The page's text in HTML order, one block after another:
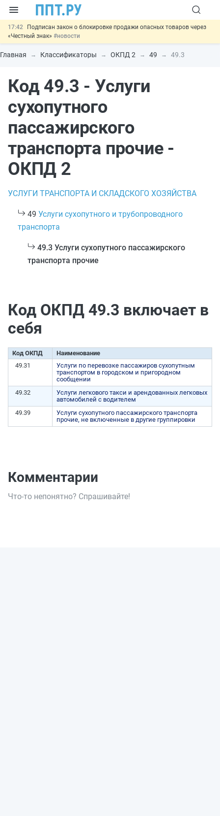
17:42
Подписан закон о блокировке продажи опасных товаров через
«Честный знак» #новости
17:17 Дистанционную работу беременных пропишут в ТК РФ#новости
15:25
Изменят правила контроля за подрядчиками ИЖС с эскроу-
счетами#новости
отношений#новости
Главная Классификаторы ОКПД 2 49 49.3
Код 49.3 - Услуги
сухопутного
пассажирского
транспорта прочие -
ОКПД 2
УСЛУГИ ТРАНСПОРТА И СКЛАДСКОГО ХОЗЯЙСТВА
49 Услуги сухопутного и трубопроводного
транспорта
49.3 Услуги сухопутного пассажирского
транспорта прочие
Код ОКПД 49.3 включает в
себя
Код ОКПД
Наименование
49.31
Услуги по перевозке пассажиров сухопутным
транспортом в городском и пригородном
сообщении
49.32
Услуги легкового такси и арендованных легковых
автомобилей с водителем
49.39
Услуги сухопутного пассажирского транспорта
прочие, не включенные в другие группировки
Комментарии
Что-то непонятно? Спрашивайте!